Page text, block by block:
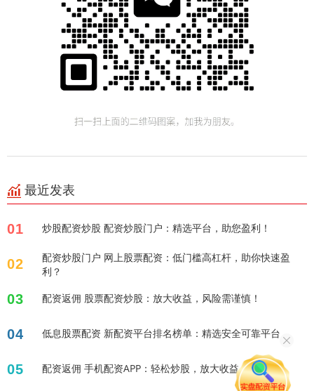
最近发表
01 炒股配资炒股 配资炒股门户：精选平台，助您盈利！
02
配资炒股门户 网上股票配资：低门槛高杠杆，助你快速盈
利？
03 配资返佣 股票配资炒股：放大收益，风险需谨慎！
04 低息股票配资 新配资平台排名榜单：精选安全可靠平台
05 配资返佣 手机配资APP：轻松炒股，放大收益！